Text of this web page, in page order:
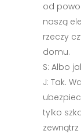
od
naszą
rzeczy
domu.
S: Albo
J: Tak.
tylko